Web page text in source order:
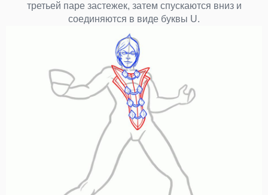
третьей паре застежек, затем спускаются вниз и
соединяются в виде буквы U.